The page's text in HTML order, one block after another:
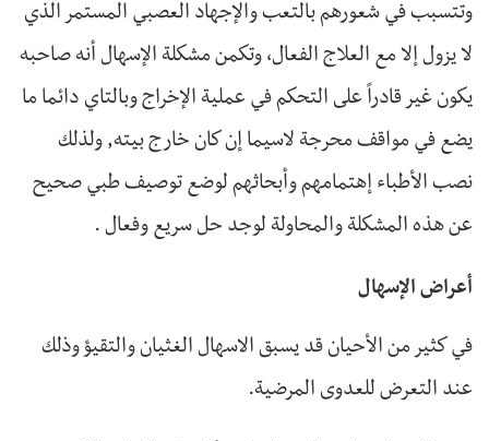
وتتسبب في شعورهم بالتعب والإجهاد العصبي المستمر الذي
لا يزول إلا مع العلاج الفعال، وتكمن مشكلة الإسهال أنه صاحبه
يكون غير قادراً على التحكم في عملية الإخراج وبالتاي دائما ما
يضع في مواقف محرجة لاسيما إن كان خارج بيته, ولذلك
نصب الأطباء إهتمامهم وأبحاثهم لوضع توصيف طبي صحيح
عن هذه المشكلة والمحاولة لوجد حل سريع وفعال .
أعراض الإسهال
في كثير من الأحيان قد يسبق الاسهال الغثيان والتقيؤ وذلك
عند التعرض للعدوى المرضية.